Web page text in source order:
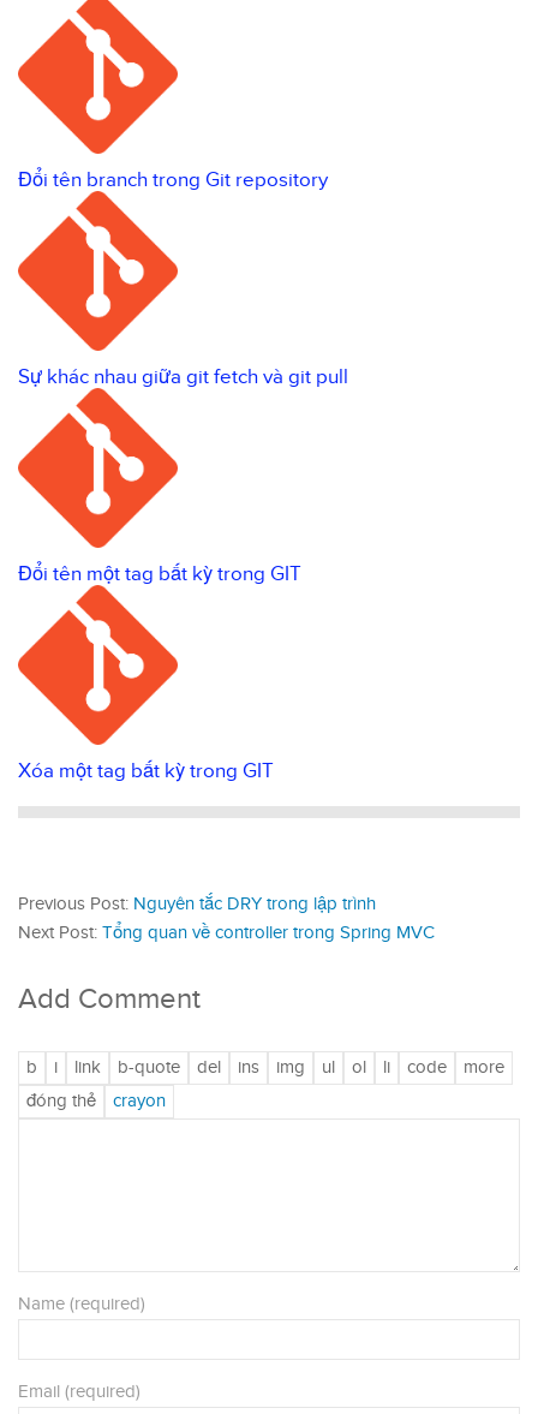
Đổi tên branch trong Git repository
Sự khác nhau giữa git fetch và git pull
Đổi tên một tag bất kỳ trong GIT
Xóa một tag bất kỳ trong GIT
Previous Post: Nguyên tắc DRY trong lập trình
Next Post: Tổng quan về controller trong Spring MVC
Add Comment
Name (required)
Email (required)